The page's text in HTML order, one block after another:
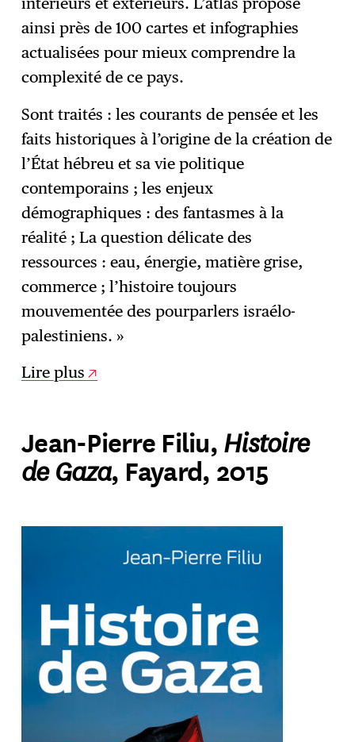
ainsi près de 100 cartes et infographies
actualisées pour mieux comprendre la
complexité de ce pays.
Sont traités : les courants de pensée et les
faits historiques à l’origine de la création de
l’État hébreu et sa vie politique
contemporains ; les enjeux
démographiques : des fantasmes à la
réalité ; La question délicate des
ressources : eau, énergie, matière grise,
commerce ; l’histoire toujours
mouvementée des pourparlers israélo-
palestiniens. »
Lire plus
Jean-Pierre Filiu,Histoire
de Gaza, Fayard, 2015